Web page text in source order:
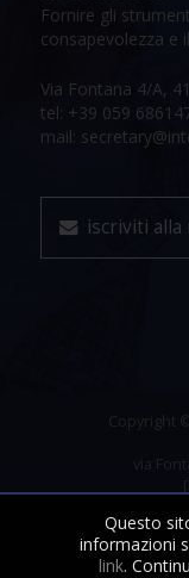
Fornire gli
consapevolezza e
Via Fontana 4/A,
tel: +39 059
mail:
iscriviti
Copyright
via
Questo
informazioni
link.